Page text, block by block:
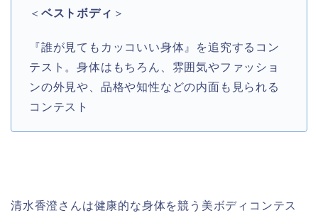
＜ ベストボディ ＞
『誰が見てもカッコいい身体』を追究するコン
テスト。身体はもちろん、雰囲気やファッショ
ンの外見や、品格や知性などの内面も見られる
コンテスト
清水香澄さんは健康的な身体を競う美ボディコンテス